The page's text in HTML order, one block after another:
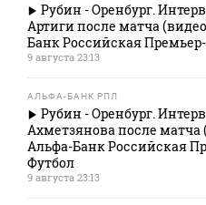
Рубин - Оренбург.
Артиги после матча
Банк Российская
9 августа 23:13
АЛЬФА-БАНК РПЛ
Рубин - Оренбург.
Ахметзянова после матча
Альфа-Банк Российская
Футбол
9 августа 23:13